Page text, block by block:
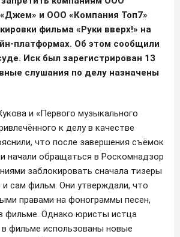
и ООО «Компания Топ7»
фильма «Руки вверх!» на
платформах. Об этом сообщили
Иск был зарегистрирован 13
слушания по делу назначены
и «Первого музыкального
к делу в качестве
что после завершения съёмок
начали обращаться в Роскомнадзор
заблокировать сначала тизеры
и сам фильм. Они утверждали, что
правами на фонограммы песен,
фильме. Однако юристы истца
в фильме использованы новые